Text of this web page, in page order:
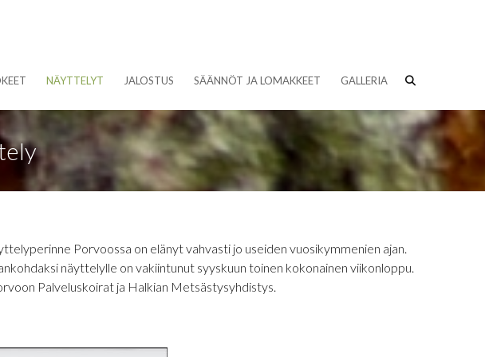
NÄYTTELYT JALOSTUS SÄÄNNÖT JA LOMAKKEET GALLERIA
Porvoossa on elänyt vahvasti jo useiden vuosikymmenien ajan.
näyttelylle on vakiintunut syyskuun toinen kokonainen viikonloppu.
Palveluskoirat ja Halkian Metsästysyhdistys.